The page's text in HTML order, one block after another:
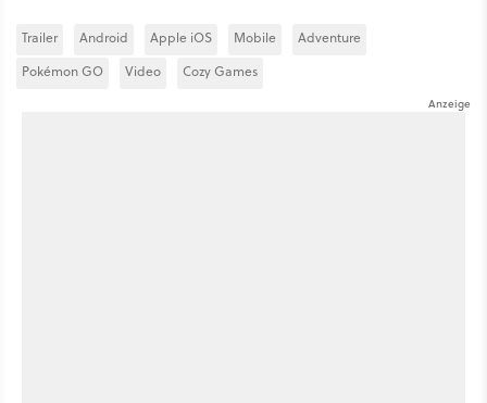
Trailer Android Apple iOS Mobile
Adventure
Pokémon GO
Video Cozy Games